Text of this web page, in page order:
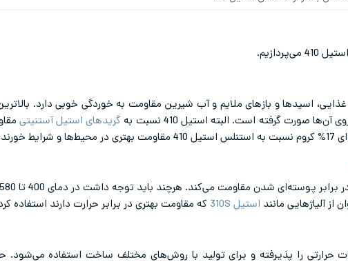
مواد غذایی، اسیدها و بازهای ملایم و آب شیرین مقاومت به خوردگی خوبی دارد.
صورت گرفته است. البته استیل 410 نسبت به
گریدهای استیل آستنیتی
خورنده دارد.
آلیاژهایی مانند استیل 310S که مقاومت بهتری در برابر حرارت دارند استفاده
حرارتی را پذیرفته و برای تولید با روش‌های مختلف ساخت استفاده می‌‌شود.